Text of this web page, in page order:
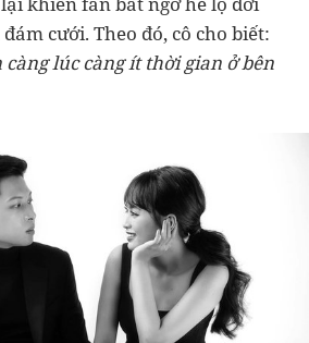
cưới. Theo đó, cô cho biết:
càng lúc càng ít thời gian ở bên